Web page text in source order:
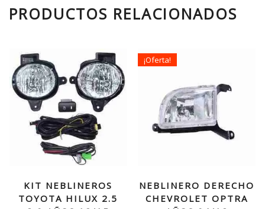
PRODUCTOS RELACIONADOS
KIT NEBLINEROS
TOYOTA HILUX 2.5
¡Oferta!
NEBLINERO DERECHO
CHEVROLET OPTRA